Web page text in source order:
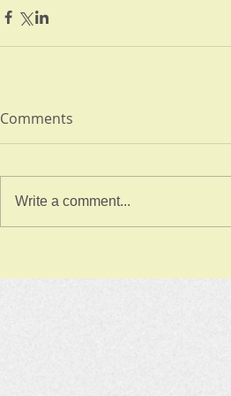
Comments
Write a comment...